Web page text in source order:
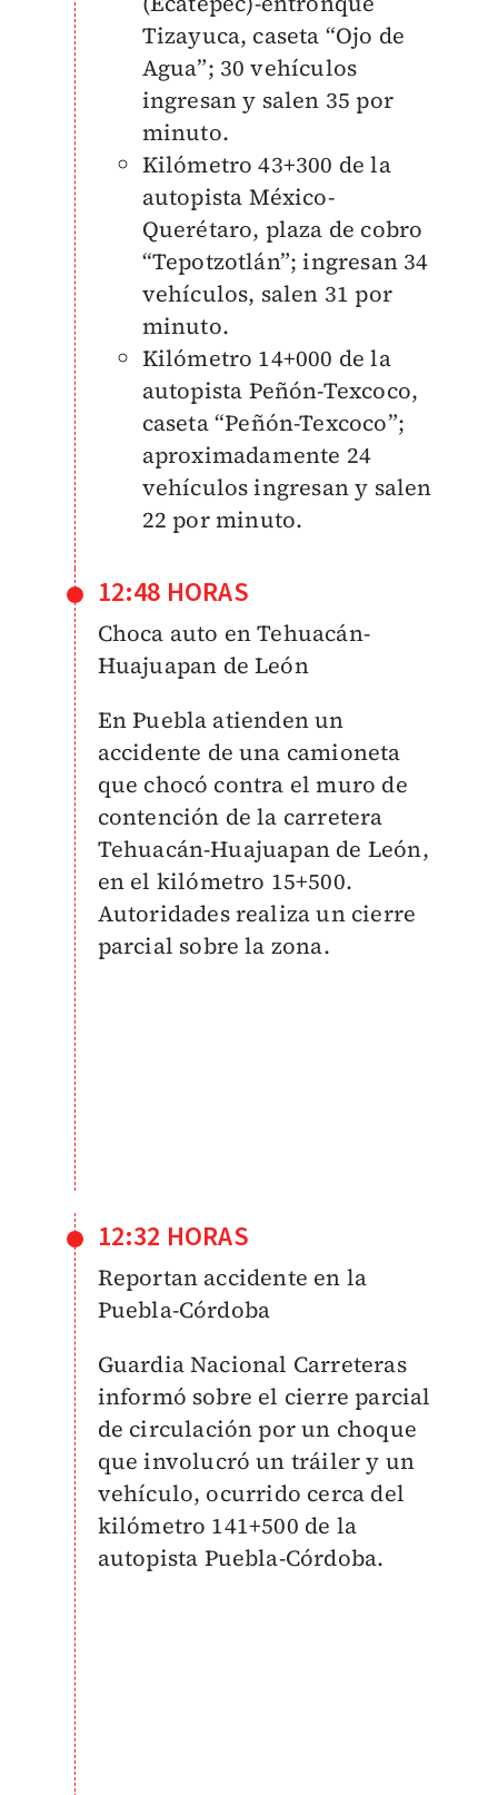
Tizayuca, caseta “Ojo de
Agua”; 30 vehículos
ingresan y salen 35 por
minuto.
Kilómetro 43+300 de la
autopista México-
Querétaro, plaza de cobro
“Tepotzotlán”; ingresan 34
vehículos, salen 31 por
minuto.
Kilómetro 14+000 de la
autopista Peñón-Texcoco,
caseta “Peñón-Texcoco”;
aproximadamente 24
vehículos ingresan y salen
22 por minuto.
12:48 HORAS
Choca auto en Tehuacán-
Huajuapan de León
En Puebla atienden un
accidente de una camioneta
que chocó contra el muro de
contención de la carretera
Tehuacán-Huajuapan de León,
en el kilómetro 15+500.
Autoridades realiza un cierre
parcial sobre la zona.
12:32 HORAS
Reportan accidente en la
Puebla-Córdoba
Guardia Nacional Carreteras
informó sobre el cierre parcial
de circulación por un choque
que involucró un tráiler y un
vehículo, ocurrido cerca del
kilómetro 141+500 de la
autopista Puebla-Córdoba.